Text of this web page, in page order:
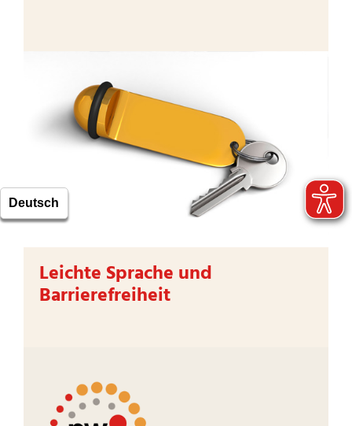
Leichte Sprache und
Barrierefreiheit